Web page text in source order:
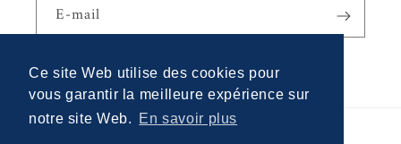
Ce site Web utilise des cookies pour
vous garantir la meilleure expérience sur
notre site Web.
En savoir plus
Ce site Web utilise des cookies pour
vous garantir la meilleure expérience sur
notre site Web.
En savoir plus
E-mail
FacebookInstagram